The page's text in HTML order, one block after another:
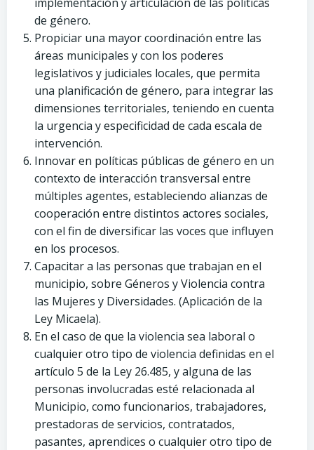
de género.
Propiciar una mayor coordinación entre las
áreas municipales y con los poderes
legislativos y judiciales locales, que permita
una planificación de género, para integrar las
dimensiones territoriales, teniendo en cuenta
la urgencia y especificidad de cada escala de
intervención.
Innovar en políticas públicas de género en un
contexto de interacción transversal entre
múltiples agentes, estableciendo alianzas de
cooperación entre distintos actores sociales,
con el fin de diversificar las voces que influyen
en los procesos.
Capacitar a las personas que trabajan en el
municipio, sobre Géneros y Violencia contra
las Mujeres y Diversidades. (Aplicación de la
Ley Micaela).
En el caso de que la violencia sea laboral o
cualquier otro tipo de violencia definidas en el
artículo 5 de la Ley 26.485, y alguna de las
personas involucradas esté relacionada al
Municipio, como funcionarios, trabajadores,
prestadoras de servicios, contratados,
pasantes, aprendices o cualquier otro tipo de